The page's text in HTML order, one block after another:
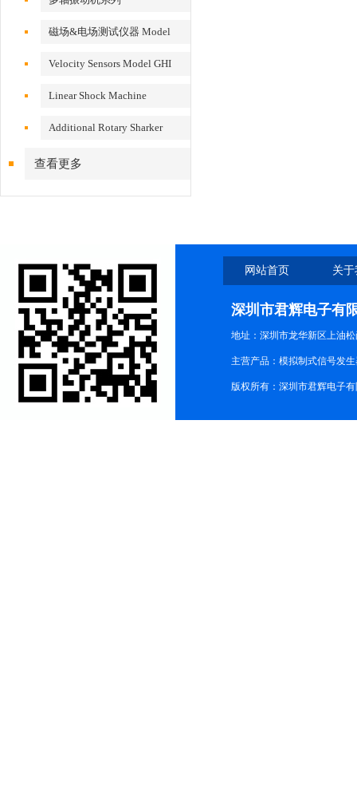
磁场&电场测试仪器 Model
Velocity Sensors Model GHI
Linear Shock Machine
Additional Rotary Sharker
查看更多
网站首页 关
深圳市君辉电子有
地址：深圳市龙华新区上油松
主营产品：模拟制式信号发
版权所有：深圳市君辉电子